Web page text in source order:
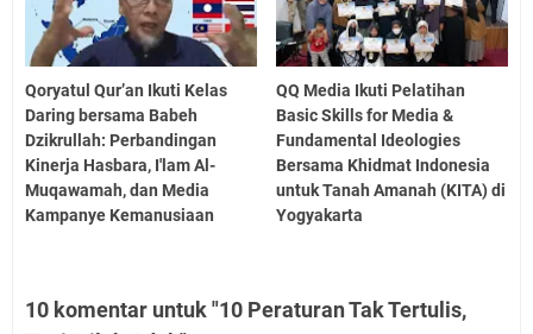
Qoryatul Qur’an Ikuti Kelas
Daring bersama Babeh
Dzikrullah: Perbandingan
Kinerja Hasbara, I'lam Al-
Muqawamah, dan Media
Kampanye Kemanusiaan
QQ Media Ikuti Pelatihan
Basic Skills for Media &
Fundamental Ideologies
Bersama Khidmat Indonesia
untuk Tanah Amanah (KITA) di
Yogyakarta
10 komentar untuk "10 Peraturan Tak Tertulis,